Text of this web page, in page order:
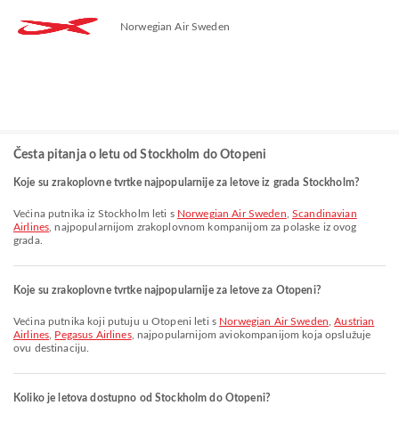
Norwegian Air Sweden
Česta pitanja o letu od Stockholm do Otopeni
Koje su zrakoplovne tvrtke najpopularnije za letove iz grada Stockholm?
Većina putnika iz Stockholm leti s Norwegian Air Sweden Scandinavian
Airlines , najpopularnijom zrakoplovnom kompanijom za polaske iz ovog
grada.
Koje su zrakoplovne tvrtke najpopularnije za letove za Otopeni?
Većina putnika koji putuju u Otopeni leti s Norwegian Air Sweden ,Austrian
Airlines Pegasus Airlines, najpopularnijom aviokompanijom koja opslužuje
ovu destinaciju.
Koliko je letova dostupno od Stockholm do Otopeni?